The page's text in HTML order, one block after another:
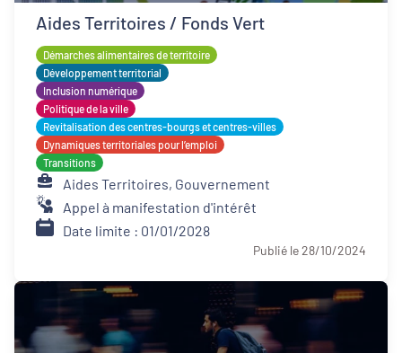
Aides Territoires / Fonds Vert
Démarches alimentaires de territoire
Développement territorial
Inclusion numérique
Politique de la ville
Revitalisation des centres-bourgs et centres-villes
Dynamiques territoriales pour l’emploi
Transitions
Aides Territoires, Gouvernement
Appel à manifestation d'intérêt
Date limite : 01/01/2028
Publié le 28/10/2024